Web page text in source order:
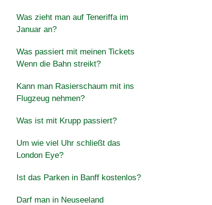
Was zieht man auf Teneriffa im
Januar an?
Was passiert mit meinen Tickets
Wenn die Bahn streikt?
Kann man Rasierschaum mit ins
Flugzeug nehmen?
Was ist mit Krupp passiert?
Um wie viel Uhr schließt das
London Eye?
Ist das Parken in Banff kostenlos?
Darf man in Neuseeland